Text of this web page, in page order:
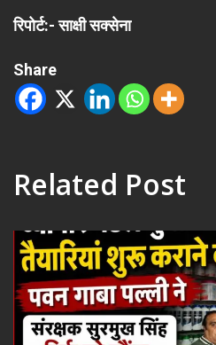
रिपोर्ट:- साक्षी सक्सेना
Share
Related Post